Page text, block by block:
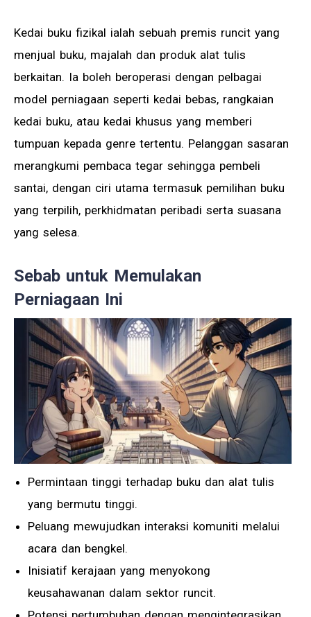
Kedai buku fizikal ialah sebuah premis runcit yang
menjual buku, majalah dan produk alat tulis
berkaitan. Ia boleh beroperasi dengan pelbagai
model perniagaan seperti kedai bebas, rangkaian
kedai buku, atau kedai khusus yang memberi
tumpuan kepada genre tertentu. Pelanggan sasaran
merangkumi pembaca tegar sehingga pembeli
santai, dengan ciri utama termasuk pemilihan buku
yang terpilih, perkhidmatan peribadi serta suasana
yang selesa.
Sebab untuk Memulakan
Perniagaan Ini
Permintaan tinggi terhadap buku dan alat tulis
yang bermutu tinggi.
Peluang mewujudkan interaksi komuniti melalui
acara dan bengkel.
Inisiatif kerajaan yang menyokong
keusahawanan dalam sektor runcit.